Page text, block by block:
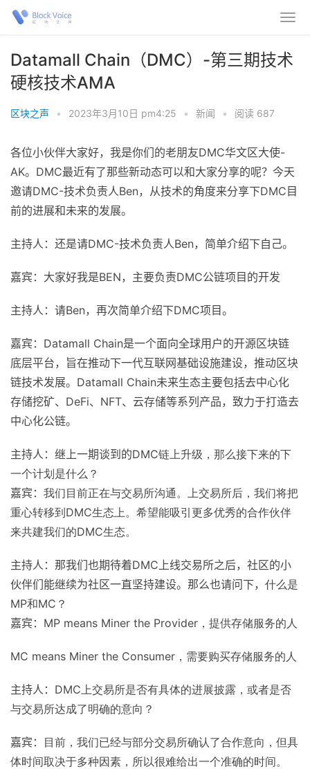
Datamall Chain（DMC）-第三期技术
硬核技术AMA
区块之声 • 2023年3月10日 pm4:25 • 新闻 • 阅读 687
各位小伙伴大家好，我是你们的老朋友DMC华文区大使-
AK。DMC最近有了那些新动态可以和大家分享的呢？今天
邀请DMC-技术负责人Ben，从技术的角度来分享下DMC目
前的进展和未来的发展。
主持人：还是请DMC-技术负责人Ben，简单介绍下自己。
嘉宾：大家好我是BEN，主要负责DMC公链项目的开发
主持人：请Ben，再次简单介绍下DMC项目。
嘉宾：Datamall Chain是一个面向全球用户的开源区块链
底层平台，旨在推动下一代互联网基础设施建设，推动区块
链技术发展。Datamall Chain未来生态主要包括去中心化
存储挖矿、DeFi、NFT、云存储等系列产品，致力于打造去
中心化公链。
主持人：继上一期谈到的DMC链上升级，那么接下来的下
一个计划是什么？
嘉宾： 我们目前正在与交易所沟通。上交易所后，我们将把
重心转移到DMC生态上。希望能吸引更多优秀的合作伙伴
来共建我们的DMC生态。
主持人：那我们也期待着DMC上线交易所之后，社区的小
伙伴们能继续为社区一直坚持建设。那么也请问下， 什么是
MP和MC ？
嘉宾：MP means Miner the Provider ，提供存储服务的人
MC means Miner the Consumer ，需要购买存储服务的人
主持人：DMC上交易所是否有具体的进展披露，或者是否
与交易所达成了明确的意向？
嘉宾： 目前，我们已经与部分交易所确认了合作意向，但具
体时间取决于多种因素，所以很难给出一个准确的时间。